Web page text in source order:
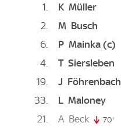
1 K Müller
2
M Busch
6
P Mainka(c)
4
T Siersleben
19
J Föhrenbach
33
L Maloney
21
A Beck 70'